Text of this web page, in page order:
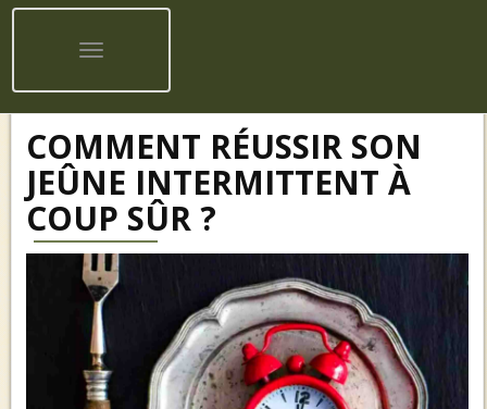
Toggle navigation
COMMENT RÉUSSIR SON
JEÛNE INTERMITTENT À
COUP SÛR ?